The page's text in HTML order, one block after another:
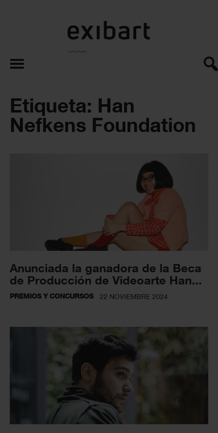
exibart.es
Etiqueta: Han
Nefkens Foundation
Anunciada la ganadora de la Beca
de Producción de Videoarte Han...
PREMIOS Y CONCURSOS 22 NOVIEMBRE 2024